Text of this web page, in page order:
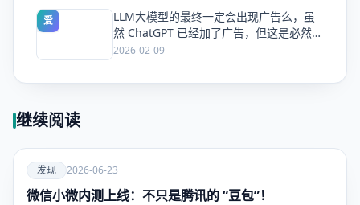
爱
LLM大模型的最终一定会出现广告么，虽
然 ChatGPT 已经加了广告，但这是必然终
局么？
2026-02-09
继续阅读
爱
发现
发现 2026-06-23
微信小微内测上线：不只是腾讯的 “豆包”！